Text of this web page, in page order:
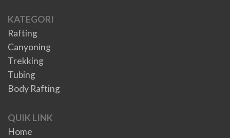
KATEGORI
Rafting
Canyoning
Trekking
Tubing
Body Rafting
QUIK LINK
Home